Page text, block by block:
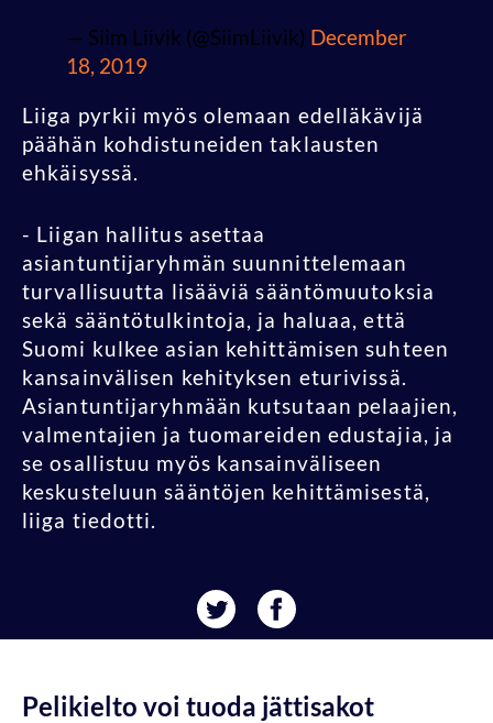
— Siim Liivik (@SiimLiivik) December
18, 2019
Liiga pyrkii myös olemaan edelläkävijä
päähän kohdistuneiden taklausten
ehkäisyssä.
- Liigan hallitus asettaa
asiantuntijaryhmän suunnittelemaan
turvallisuutta lisääviä sääntömuutoksia
sekä sääntötulkintoja, ja haluaa, että
Suomi kulkee asian kehittämisen suhteen
kansainvälisen kehityksen eturivissä.
Asiantuntijaryhmään kutsutaan pelaajien,
valmentajien ja tuomareiden edustajia, ja
se osallistuu myös kansainväliseen
keskusteluun sääntöjen kehittämisestä,
liiga tiedotti.
Pelikielto voi tuoda jättisakot